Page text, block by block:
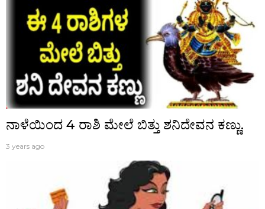
ನಾಳೆಯಿಂದ 4 ರಾಶಿ ಮೇಲೆ ಬಿತ್ತು ಶನಿದೇವನ ಕಣ್ಣು.
3 years ago